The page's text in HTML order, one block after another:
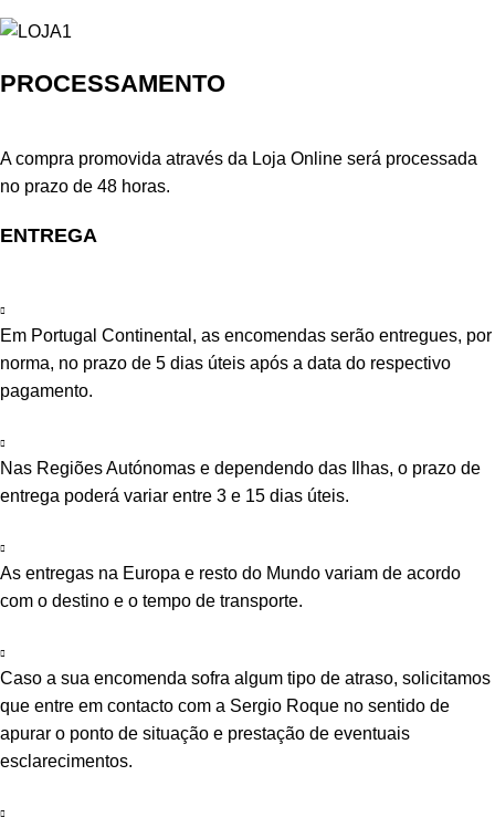
PROCESSAMENTO
A compra promovida através da Loja Online será processada
no prazo de 48 horas.
ENTREGA
Em Portugal Continental, as encomendas serão entregues, por
norma, no prazo de 5 dias úteis após a data do respectivo
pagamento.
Nas Regiões Autónomas e dependendo das Ilhas, o prazo de
entrega poderá variar entre 3 e 15 dias úteis.
As entregas na Europa e resto do Mundo variam de acordo
com o destino e o tempo de transporte.
Caso a sua encomenda sofra algum tipo de atraso, solicitamos
que entre em contacto com a Sergio Roque no sentido de
apurar o ponto de situação e prestação de eventuais
esclarecimentos.